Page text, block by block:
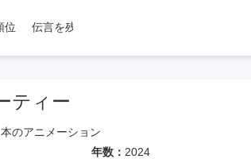
位 伝言を残す
ティー
本のアニメーション
年数： 2024